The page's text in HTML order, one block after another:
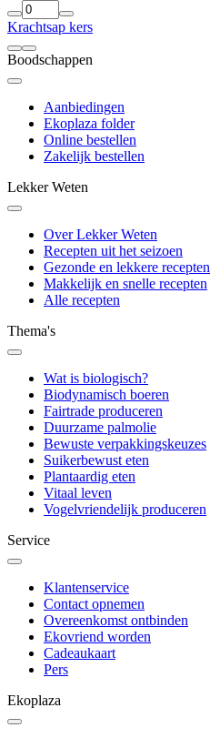
Krachtsap kers
Boodschappen
Aanbiedingen
Ekoplaza folder
Online bestellen
Zakelijk bestellen
Lekker Weten
Over Lekker Weten
Recepten uit het seizoen
Gezonde en lekkere recepten
Makkelijk en snelle recepten
Alle recepten
Thema's
Wat is biologisch?
Biodynamisch boeren
Fairtrade produceren
Duurzame palmolie
Bewuste verpakkingskeuzes
Suikerbewust eten
Plantaardig eten
Vitaal leven
Vogelvriendelijk produceren
Service
Klantenservice
Contact opnemen
Overeenkomst ontbinden
Ekovriend worden
Cadeaukaart
Pers
Ekoplaza